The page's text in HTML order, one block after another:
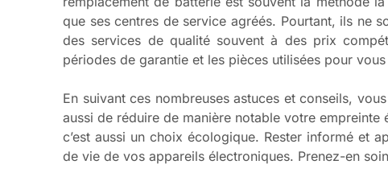
que ses centres de service agréés. Pourtant, ils ne
des services de qualité souvent à des prix
périodes de garantie et les pièces utilisées pour
En suivant ces nombreuses astuces et conseils,
aussi de réduire de manière notable votre empreinte
c’est aussi un choix écologique. Rester informé et
de vie de vos appareils électroniques. Prenez-en